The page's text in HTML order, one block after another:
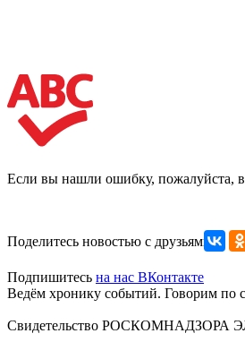
Если вы нашли ошибку, пожалуйста,
Поделитесь новостью с друзьями
Подпишитесь на нас ВКонтакте
Ведём хронику событий. Говорим по
Свидетельство РОСКОМНАДЗОРА